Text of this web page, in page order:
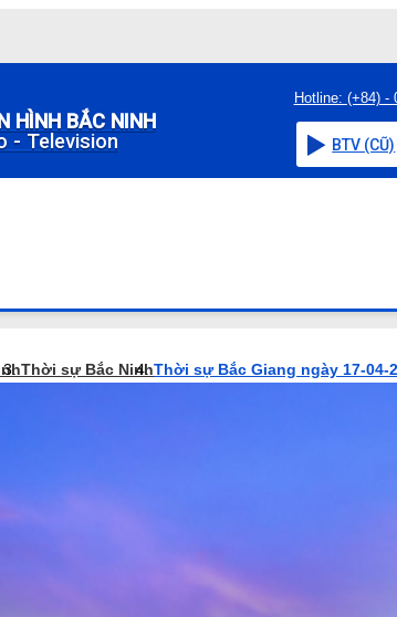
HÌNH BẮC NINH
- Television
Hotline: (+84) -
BTV (CŨ)
Thời sự Bắc NinhThời sự Bắc Giang ngày 17-